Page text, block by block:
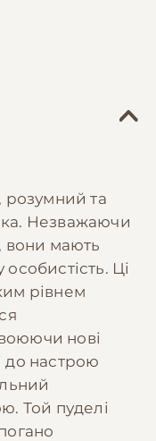
розумний та
Незважаючи
вони мають
Ці
рівнем
нові
до настрою
Той пуделі